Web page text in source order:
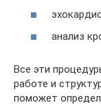
анализ
Все эти
работе и
поможет